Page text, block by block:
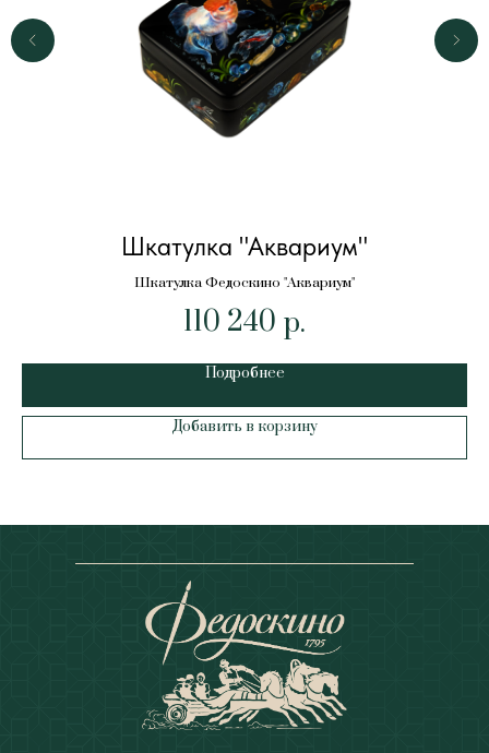
Шкатулка "Аквариум"
Шкатулка Федоскино "Аквариум"
110 240 р.
Подробнее
Добавить в корзину